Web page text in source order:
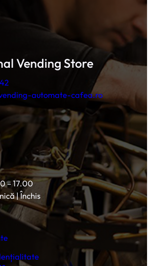
Vending Store
automate-cafea.ro
– 17.00
| Închis